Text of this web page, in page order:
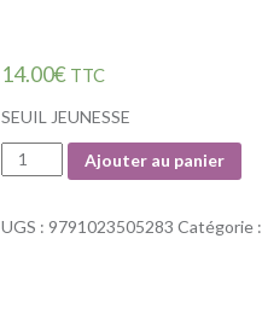
14.00€ TTC
SEUIL JEUNESSE
Quantité
Ajouter au panier
UGS : 9791023505283 Catégorie :